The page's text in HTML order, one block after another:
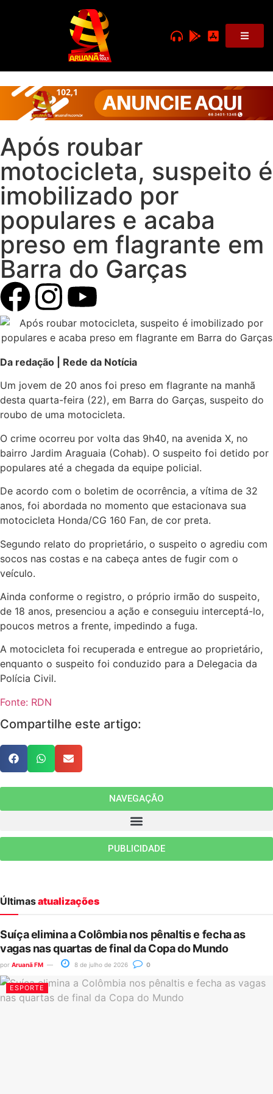
Após roubar
motocicleta, suspeito é
imobilizado por
populares e acaba
preso em flagrante em
Barra do Garças
Da redação | Rede da Notícia
Um jovem de 20 anos foi preso em flagrante na manhã
desta quarta-feira (22), em Barra do Garças, suspeito do
roubo de uma motocicleta.
O crime ocorreu por volta das 9h40, na avenida X, no
bairro Jardim Araguaia (Cohab). O suspeito foi detido por
populares até a chegada da equipe policial.
De acordo com o boletim de ocorrência, a vítima de 32
anos, foi abordada no momento que estacionava sua
motocicleta Honda/CG 160 Fan, de cor preta.
Segundo relato do proprietário, o suspeito o agrediu com
socos nas costas e na cabeça antes de fugir com o
veículo.
Ainda conforme o registro, o próprio irmão do suspeito,
de 18 anos, presenciou a ação e conseguiu interceptá-lo,
poucos metros a frente, impedindo a fuga.
A motocicleta foi recuperada e entregue ao proprietário,
enquanto o suspeito foi conduzido para a Delegacia da
Polícia Civil.
Fonte: RDN
Compartilhe este artigo:
NAVEGAÇÃO
PUBLICIDADE
Últimasatualizações
Suíça elimina a Colômbia nos pênaltis e fecha as
vagas nas quartas de final da Copa do Mundo
por Aruanã FM 8 de julho de 2026 0
ESPORTE